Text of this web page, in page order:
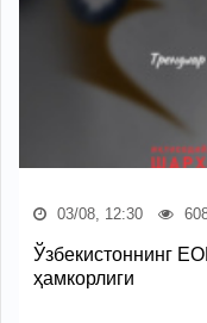
03/08, 12:30
Ўзбекистоннинг
ҳамкорлиги